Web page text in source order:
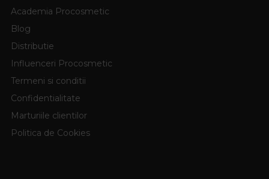
Academia Procosmetic
Blog
Distributie
Influenceri Procosmetic
Termeni si conditii
Confidentialitate
Marturiile clientilor
Politica de Cookies